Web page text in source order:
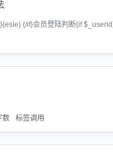
{/if}会员登陆判断{if
数 标签调用